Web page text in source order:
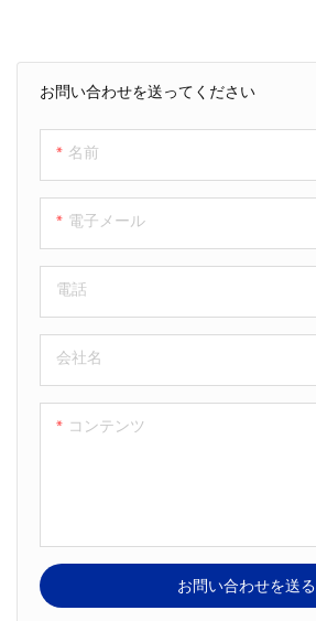
お問い合わせを送ってください
名前
電子メール
電話
会社名
コンテンツ
お問い合わせを送る